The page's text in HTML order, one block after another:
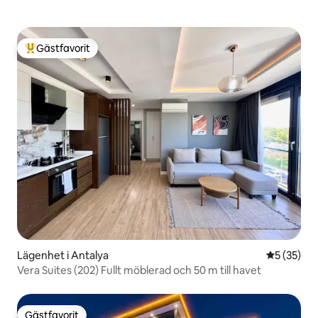
Populär gästfavorit
Gästfavorit
Lägenhet i Antalya 5 av 5 i
5 (35)
Vera Suites (202) Fullt möblerad och 50 m till havet
Gästfavorit